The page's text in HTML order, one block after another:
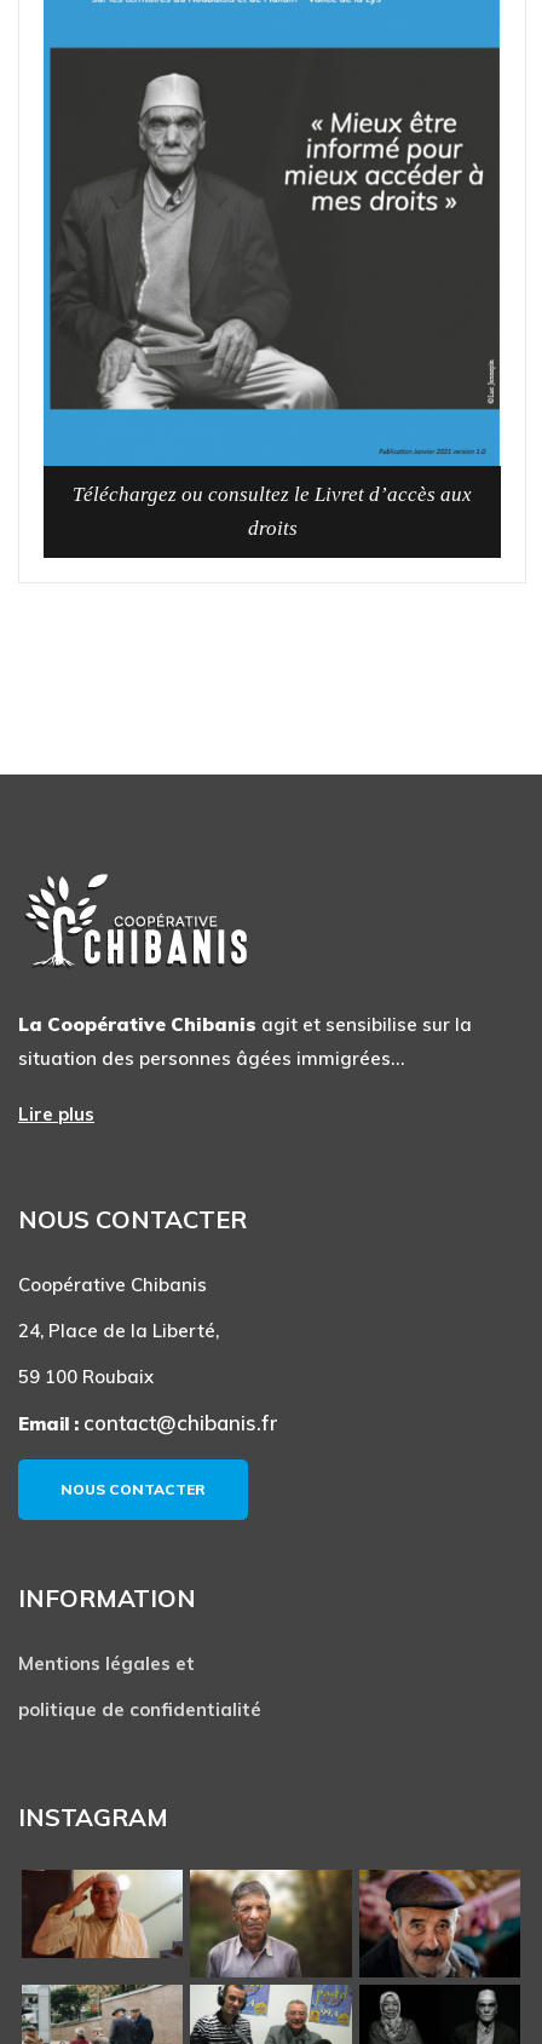
Téléchargez ou consultez le Livret d’accès aux
droits
La Coopérative Chibanis agit et sensibilise sur la
situation des personnes âgées immigrées…
Lire plus
NOUS CONTACTER
Coopérative Chibanis
24, Place de la Liberté,
59 100 Roubaix
Email : contact@chibanis.fr
NOUS CONTACTER
INFORMATION
Mentions légales et
politique de confidentialité
INSTAGRAM